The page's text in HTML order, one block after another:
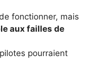
fonctionner, mais
aux failles de
pourraient